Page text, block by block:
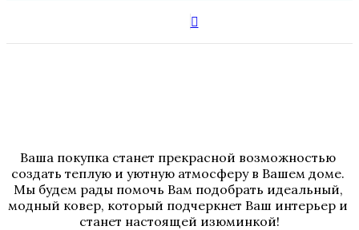
Ваша покупка станет прекрасной возможностью
создать теплую и уютную атмосферу в Вашем доме.
Мы будем рады помочь Вам подобрать идеальный,
модный ковер, который подчеркнет Ваш интерьер и
станет настоящей изюминкой!